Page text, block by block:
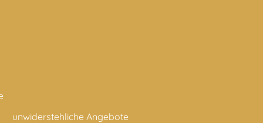
unwiderstehliche Angebote